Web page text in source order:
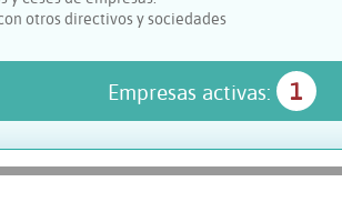
otros directivos y sociedades
Empresas activas: 1